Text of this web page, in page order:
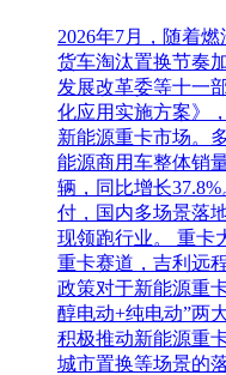
2026年7月，随着
货车淘汰置换节奏
发展改革委等十一
化应用实施方案》
新能源重卡市场。
能源商用车整体销
辆，同比增长
付，国内多场景落
现领跑行业。 重卡
重卡赛道，吉利远
政策对于新能源重
醇电动+纯电动”两
积极推动新能源重
城市置换等场景的